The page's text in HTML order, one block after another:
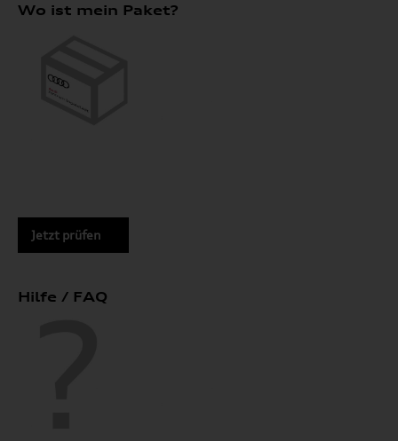
Wo ist mein Paket?
Jetzt prüfen
Hilfe / FAQ